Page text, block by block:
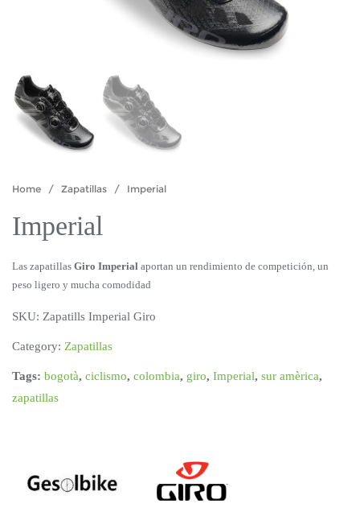
Home / Zapatillas / Imperial
Imperial
Las zapatillas Giro Imperial aportan un rendimiento de competición, un
peso ligero y mucha comodidad
SKU: Zapatills Imperial Giro
Category: Zapatillas
Tags: bogotà, ciclismo, colombia, giro, Imperial, sur amèrica,
zapatillas